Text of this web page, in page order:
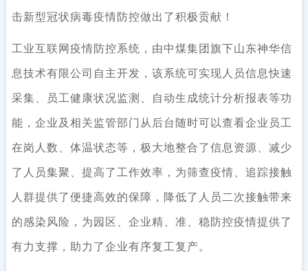
击新型冠状病毒疫情防控做出了积极贡献！
工业互联网疫情防控系统，由中煤集团旗下山东神华信
息技术有限公司自主开发，该系统可实现人员信息快速
采集、员工健康状况监测、自动生成统计分析报表等功
能，企业及相关监管部门从后台随时可以查看企业员工
在岗人数、体温状态等，极大地整合了信息资源、减少
了人员集聚、提高了工作效率，为筛查疫情、追踪接触
人群提供了便捷高效的保障，降低了人员二次接触带来
的感染风险，为园区、企业精、准、稳防控疫情提供了
有力支撑，助力了企业有序复工复产。